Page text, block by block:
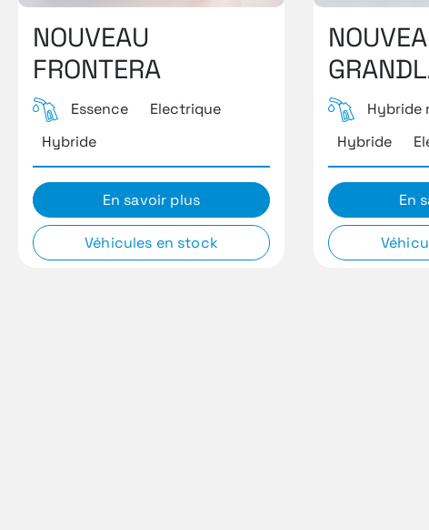
NOUVEAU
FRONTERA
Essence
Electrique
Hybride
En savoir plus
Véhicules en stock
Hybride
Hybride
En